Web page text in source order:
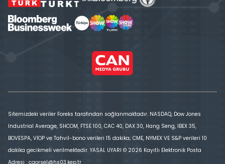
Sitemizdeki veriler Foreks tarafından sağlanmaktadır. NASDAQ, Dow Jones
Industrial Average, SHCOM, FTSE 100, CAC 40, DAX 30, Hang Seng, IBEX 35,
BOVESPA, VİOP ve Tahvil-bono verileri 15 dakika; CME, NYMEX VE S&P verileri 10
dakika gecikmeli verilmektedir. YASAL UYARI © 2026 Kayıtlı Elektronik Posta
Adresi : cgorsel@hs03.kep.tr